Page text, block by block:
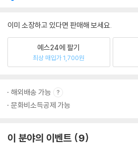
이미 소장하고 있다면 판매해 보세요.
예스24에 팔기
최상 매입가 1,700원
해외배송 가능
문화비소득공제 가능
이 분야의 이벤트 9